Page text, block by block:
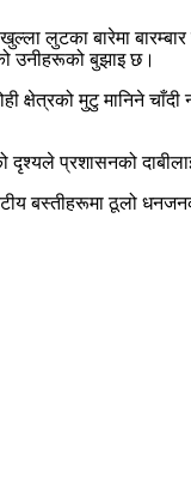
लुटका बारेमा
उनीहरूको बुझाइ छ।
मुटु मानिने चाँदी
प्रशासनको
बस्तीहरूमा ठूलो